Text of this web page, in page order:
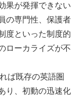
果が発揮できない
の専門性、保護者
度といった制度的
ローカライズが不
ば既存の英語圏
り、初動の迅速化